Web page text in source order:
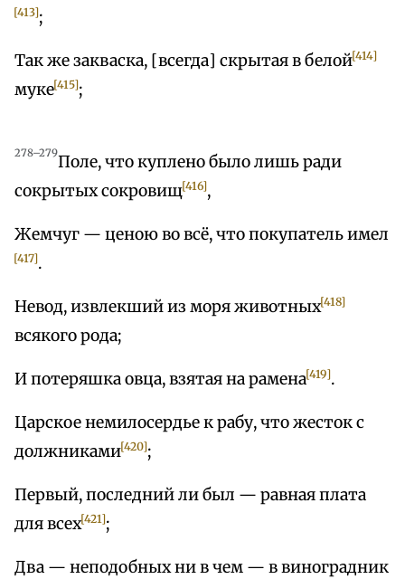
[413];
Так же закваска, [всегда] скрытая в белой[414]
муке[415];
278–279Поле, что куплено было лишь ради
сокрытых сокровищ[416],
Жемчуг — ценою во всё, что покупатель имел
[417].
Невод, извлекший из моря животных[418]
всякого рода;
И потеряшка овца, взятая на рамена[419].
Царское немилосердье к рабу, что жесток с
должниками[420];
Первый, последний ли был — равная плата
для всех[421];
Два — неподобных ни в чем — в виноградник